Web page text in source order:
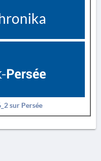
sur Persée